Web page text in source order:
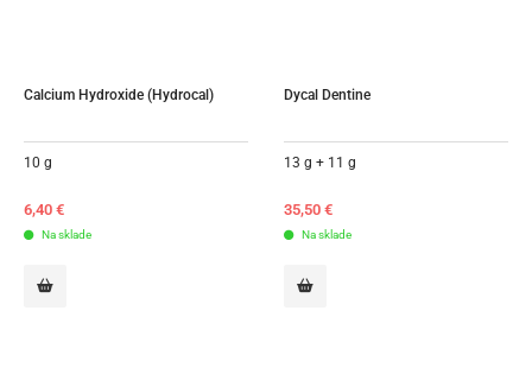
Calcium Hydroxide (Hydrocal)
10 g
6,40 €
Na sklade
Dycal Dentine
13 g + 11 g
35,50 €
Na sklade